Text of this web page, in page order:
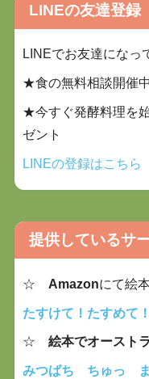
LINEの友達登録
LINEでお友達になっ
★食の無料相談開催中
★今すぐ発酵料理を
ゼント
LINEの登録はこちら
提供しているサ
☆ Amazonにて絵
たすけて！たすめて
☆ 絵本でオースト
みつばち ちゅっ ま